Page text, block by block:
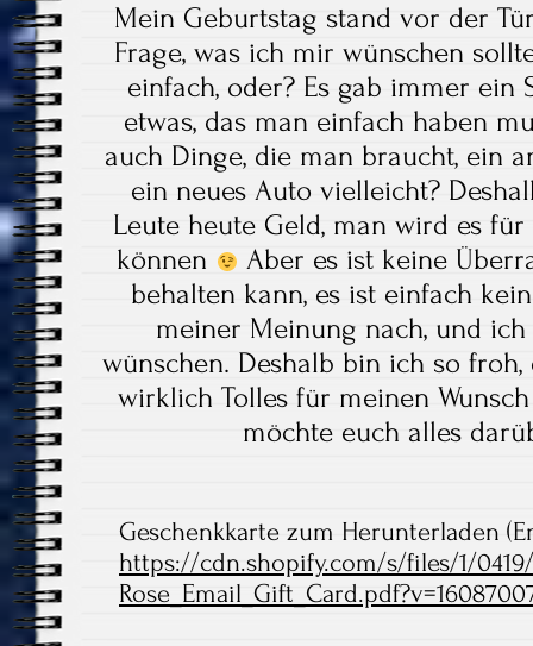
Mein Geburtstag stand vor der
Frage, was ich mir wünschen
einfach, oder? Es gab immer ein
etwas, das man einfach haben
auch Dinge, die man braucht, ein
ein neues Auto vielleicht?
Leute heute Geld, man wird es
können
Aber es ist keine
behalten kann, es ist einfach
meiner Meinung nach, und ich
wünschen. Deshalb bin ich so froh,
wirklich Tolles für meinen
möchte euch alles
Geschenkkarte zum Herunterladen
https://cdn.shopify.com/s/files/1/